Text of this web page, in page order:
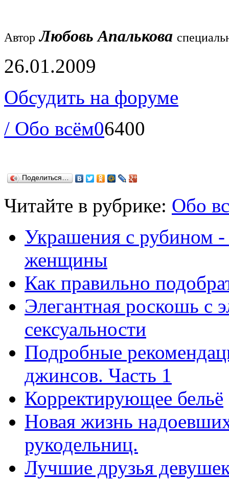
Автор Любовь Апалькова
26.01.2009
Обсудить на форуме
/ Обо всём06400
Поделиться…
Читайте в рубрике: Обо
Украшения с рубином
женщины
Как правильно
Элегантная роскошь с
сексуальности
Подробные
джинсов. Часть 1
Корректирующее бельё
Новая жизнь
рукодельниц.
Лучшие друзья